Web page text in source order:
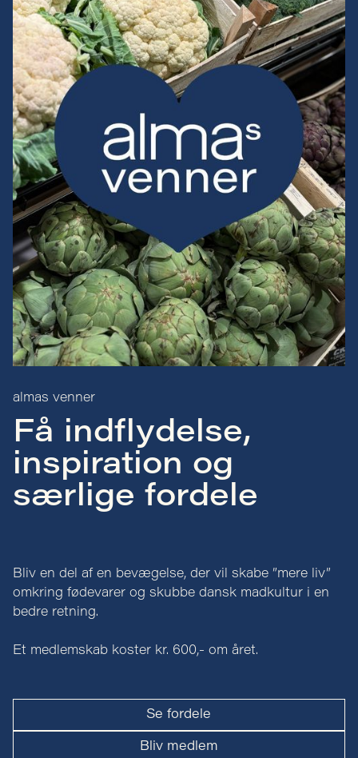
almas venner
Få indflydelse,
inspiration og
særlige fordele
Bliv en del af en bevægelse, der vil skabe ”mere liv”
omkring fødevarer og skubbe dansk madkultur i en
bedre retning.
Et medlemskab koster kr. 600,- om året.
Se fordele
Bliv medlem